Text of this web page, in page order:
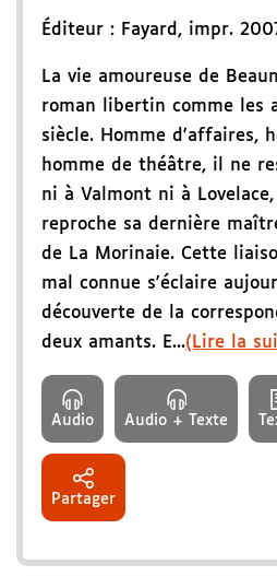
Éditeur : Fayard , impr.
La vie amoureuse de
roman libertin comme les
siècle. Homme d'affaires,
homme de théâtre, il ne
ni à Valmont ni à
reproche sa dernière
de La Morinaie. Cette
mal connue s'éclaire
découverte de la
deux amants. E...(Lire la
Audio Audio + Texte
Partager